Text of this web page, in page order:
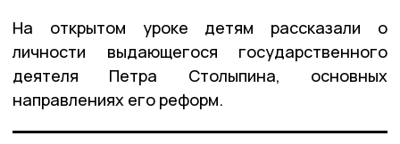
На открытом уроке детям рассказали о
личности выдающегося государственного
деятеля Петра Столыпина, основных
направлениях его реформ.